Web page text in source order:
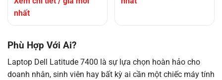
nhất
Phù Hợp Với Ai?
Laptop Dell Latitude 7400 là sự lựa chọn hoàn hảo cho
doanh nhân, sinh viên hay bất kỳ ai cần một chiếc máy tính